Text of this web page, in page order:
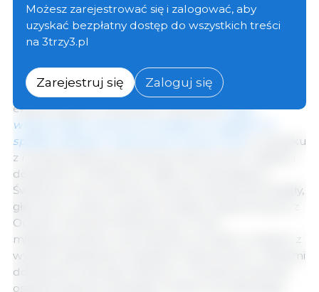
(1,2%) poniżej analogicznej wartości w ubiegłym roku.
Międzynarodowe notowania cen mięsa drobiowego
utrzymujący się stłumiony globalny popyt i duże
możliwości eksportowe w wiodących krajach
eksportujących. Podobnie, notowaniamięsa
wieprzowego nieznacznie spadły ze względu na
spadek zakupów importowych przez Chiny
w związku
z rosnącą krajową produkcją wieprzowiny i obfitymi
dostawami z niektórych krajów produkujących.
Światowe ceny wołowiny również nieznacznie spadły,
głównie w wyniku wysokich dostaw eksportowych z
Oceanii i Ameryki Południowej. Z kolei
międzynarodowe ceny baraniny wzrosły w związku z
wysokim globalnym popytem importowym i niższymi
dostawami zwierząt rzeźnych w Oceanii, ponieważ
ostatnie deszcze zachęciły rolników do dłuższego
Możesz zarejestrować się i zalogować, aby
uzyskać bezpłatny dostęp do wszystkich treści
na 3trzy3.pl
Zarejestruj się Zaloguj się